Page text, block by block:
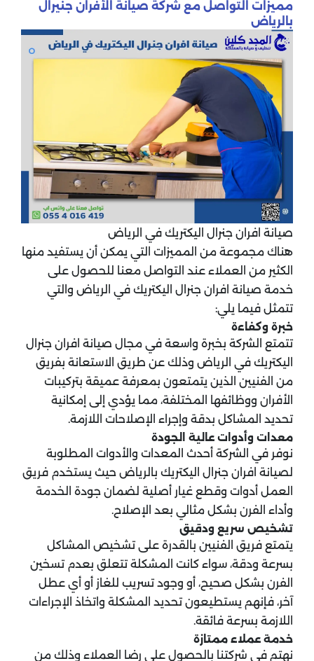
مميزات التواصل مع شركة صيانة الأفران جنيرال
بالرياض
صيانة افران جنرال اليكتريك في الرياض
هناك مجموعة من المميزات التي يمكن أن يستفيد منها
الكثير من العملاء عند التواصل معنا للحصول على
خدمة صيانة افران جنرال اليكتريك في الرياض والتي
تتمثل فيما يلي:
خبرة وكفاءة
تتمتع الشركة بخبرة واسعة في مجال صيانة افران جنرال
اليكتريك في الرياض وذلك عن طريق الاستعانة بفريق
من الفنيين الذين يتمتعون بمعرفة عميقة بتركيبات
الأفران ووظائفها المختلفة، مما يؤدي إلى إمكانية
تحديد المشاكل بدقة وإجراء الإصلاحات اللازمة.
معدات وأدوات عالية الجودة
نوفر في الشركة أحدث المعدات والأدوات المطلوبة
لصيانة افران جنرال اليكتريك بالرياض حيث يستخدم فريق
العمل أدوات وقطع غيار أصلية لضمان جودة الخدمة
وأداء الفرن بشكل مثالي بعد الإصلاح.
تشخيص سريع ودقيق
يتمتع فريق الفنيين بالقدرة على تشخيص المشاكل
بسرعة ودقة، سواء كانت المشكلة تتعلق بعدم تسخين
الفرن بشكل صحيح، أو وجود تسريب للغاز أو أي عطل
آخر، فإنهم يستطيعون تحديد المشكلة واتخاذ الإجراءات
اللازمة بسرعة فائقة.
خدمة عملاء ممتازة
نهتم في شركتنا بالحصول على رضا العملاء وذلك من